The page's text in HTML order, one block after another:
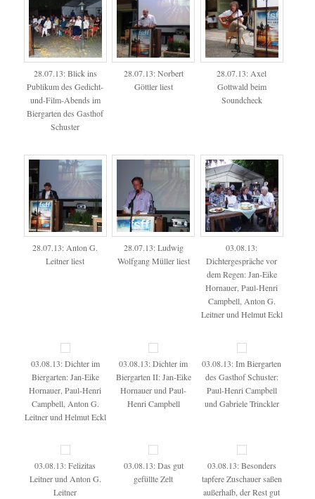
28.07.13: Blick ins
Publikum des Gedicht-
und-Film-Abends im
Biergarten des Gasthof
Schuster
28.07.13: Norbert
Göttler liest
28.07.13: Axel
Gottwald beim
Soundcheck
28.07.13: Anton G.
Leitner liest
28.07.13: Ludwig
Wolfgang Müller liest
03.08.13:
Dichtergespräche vor
dem Regen: Jan-Eike
Hornauer, Paul-Henri
Campbell, Anton G.
Leitner und Helmut Eckl
03.08.13: Dichter im
Biergarten: Jan-Eike
Hornauer, Paul-Henri
Campbell, Anton G.
Leitner und Helmut Eckl
03.08.13: Dichter im
Biergarten II: Jan-Eike
Hornauer und Paul-
Henri Campbell
03.08.13: Im Biergarten
des Gasthof Schuster:
Paul-Henri Campbell
und Gabriele Trinckler
03.08.13: Felizitas
Leitner und Anton G.
Leitner
03.08.13: Das gut
gefüllte Zelt
03.08.13: Besonders
tapfere Zuschauer saßen
außerhalb, der Rest gut